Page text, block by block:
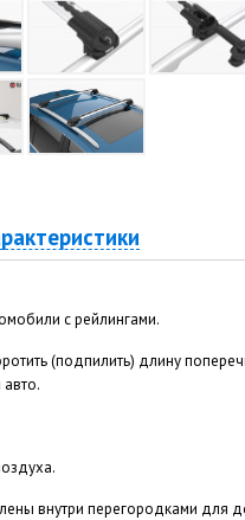
с рейлингами.
(подпилить) длину
внутри перегородками для